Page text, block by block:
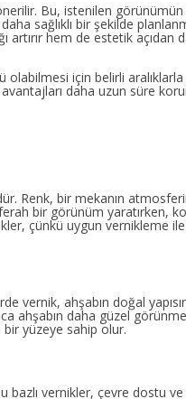
Bu, istenilen görünümün
sağlıklı bir şekilde
artırır hem de estetik açıdan
için belirli aralıklarla
daha uzun süre
Renk, bir mekanın
bir görünüm yaratırken,
çünkü uygun vernikleme ile
vernik, ahşabın doğal
ahşabın daha güzel
yüzeye sahip olur.
bazlı vernikler, çevre dostu